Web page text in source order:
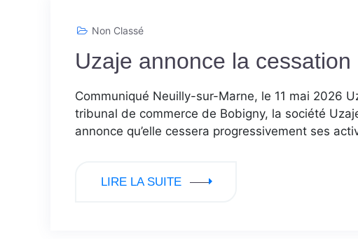
Non Classé
Uzaje annonce la
Communiqué Neuilly-sur-Marne, le 11 mai 2026
tribunal de commerce de Bobigny, la société
annonce qu’elle cessera progressivement ses
LIRE LA SUITE